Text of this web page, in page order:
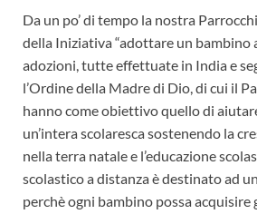
Da un po’ di tempo la nostra
della Iniziativa “adottare un bambino
adozioni, tutte effettuate in India e
l’Ordine della Madre di Dio, di cui il
hanno come obiettivo quello di
un’intera scolaresca sostenendo la
nella terra natale e l’educazione
scolastico a distanza è destinato ad
perchè ogni bambino possa